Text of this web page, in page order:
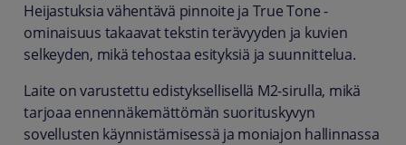
Heijastuksia vähentävä pinnoite ja True Tone -
ominaisuus takaavat tekstin terävyyden ja kuvien
selkeyden, mikä tehostaa esityksiä ja suunnittelua.
Laite on varustettu edistyksellisellä M2-sirulla, mikä
tarjoaa ennennäkemättömän suorituskyvyn
sovellusten käynnistämisessä ja moniajon hallinnassa